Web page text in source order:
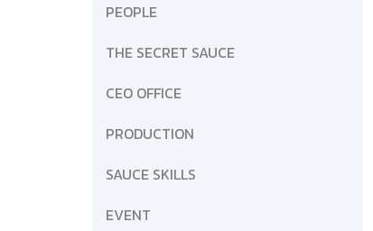
PEOPLE
THE SECRET SAUCE
CEO OFFICE
PRODUCTION
SAUCE SKILLS
EVENT